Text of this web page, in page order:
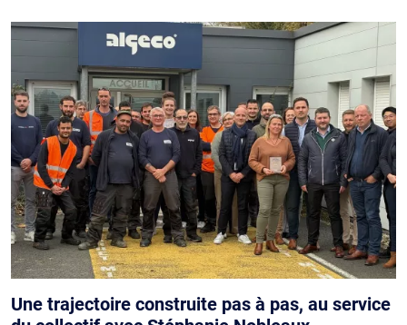
Une trajectoire construite pas à pas, au service